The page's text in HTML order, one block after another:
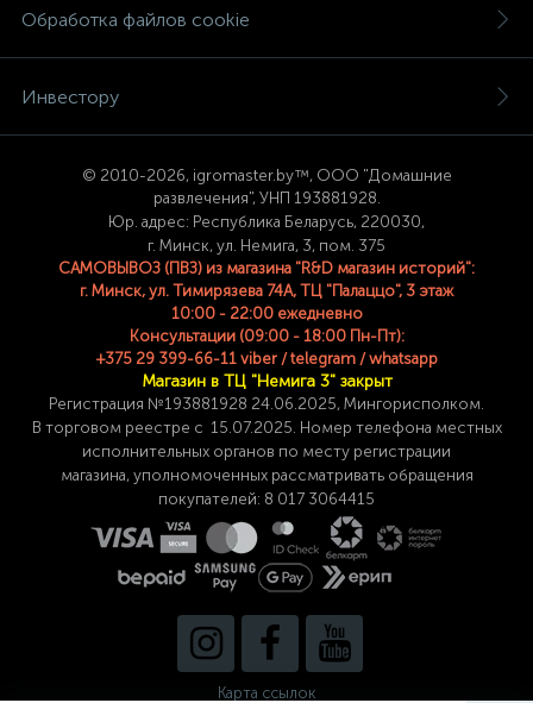
Обработка файлов cookie
Инвестору
© 2010-2026, igromaster.by™, ООО "Домашние
развлечения", УНП 193881928.
Юр. адрес: Республика Беларусь, 220030,
г. Минск, ул. Немига, 3, пом. 375
САМОВЫВОЗ (ПВЗ) из магазина "R&D магазин историй":
г. Минск, ул. Тимирязева 74A, ТЦ "Палаццо", 3 этаж
10:00 - 22:00 ежедневно
Консультации (09:00 - 18:00 Пн-Пт):
+375 29 399-66-11 viber / telegram / whatsapp
Магазин в ТЦ "Немига 3" закрыт
Регистрация №193881928 24 .06.2025, Мингорисполком.
В торговом реестре с 15.07.2025. Номер телефона местных
исполнительных органов по месту регистрации
магазина,уполномоченных рассматривать обращения
покупателей: 8 017 3064415
Карта ссылок